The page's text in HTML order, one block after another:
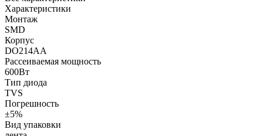
Характеристики
Монтаж
SMD
Корпус
DO214AA
Рассеиваемая мощность
600Вт
Тип диода
TVS
Погрешность
±5%
Вид упаковки